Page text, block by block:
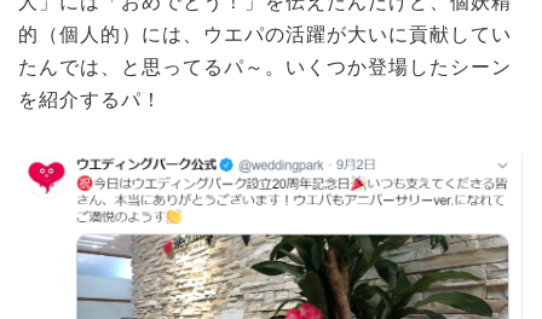
的（個人的）には、ウエパの活躍が大いに貢献してい
たんでは、と思ってるパ～。いくつか登場したシーン
を紹介するパ！